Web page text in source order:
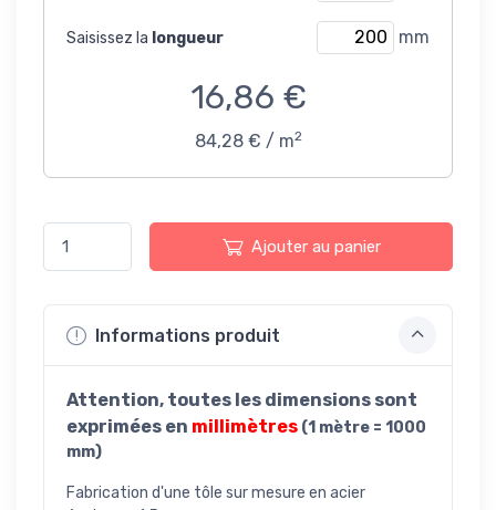
Saisissez la longueur mm
16,86 €
84,28 € / m2
Ajouter au panier
Informations produit
Attention, toutes les dimensions sont
exprimées en millimètres (1 mètre = 1000
mm)
Fabrication d'une tôle sur mesure en acier